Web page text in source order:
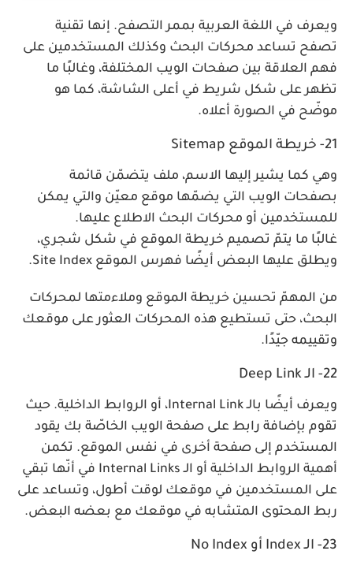
ويعرف في اللغة العربية بممر التصفح. إنها تقنية
تصفح تساعد محركات البحث وكذلك المستخدمين على
فهم العلاقة بين صفحات الويب المختلفة، وغالبًا ما
تظهر على شكل شريط في أعلى الشاشة، كما هو
موضّح في الصورة أعلاه.
21- خريطة الموقع Sitemap
وهي كما يشير إليها الاسم، ملف يتضمّن قائمة
بصفحات الويب التي يضمّها موقع معيّن والتي يمكن
للمستخدمين أو محركات البحث الاطلاع عليها.
غالبًا ما يتمّ تصميم خريطة الموقع في شكل شجري،
ويطلق عليها البعض أيضًا فهرس الموقع Site Index.
من المهمّ تحسين خريطة الموقع وملاءمتها لمحركات
البحث، حتى تستطيع هذه المحركات العثور على موقعك
وتقييمه جيّدًا.
22- الـ Deep Link
ويعرف أيضًا بالـ Internal Link، أو الروابط الداخلية. حيث
تقوم بإضافة رابط على صفحة الويب الخاصّة بك يقود
المستخدم إلى صفحة أخرى في نفس الموقع. تكمن
أهمية الروابط الداخلية أو الـ Internal Links في أنّها تبقي
على المستخدمين في موقعك لوقت أطول، وتساعد على
ربط المحتوى المتشابه في موقعك مع بعضه البعض.
23- الـ Index أو No Index